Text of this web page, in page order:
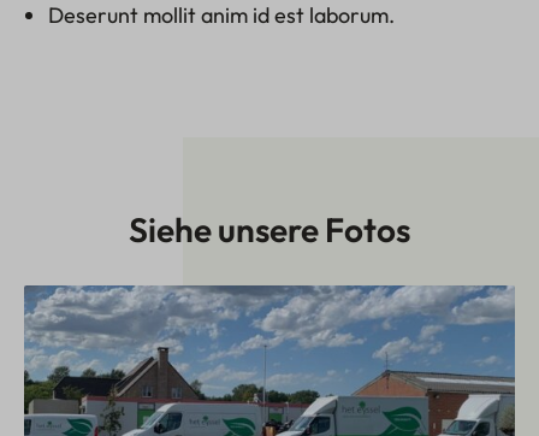
Deserunt mollit anim id est laborum.
Siehe unsere Fotos